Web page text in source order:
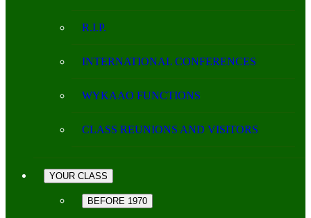
R.I.P.
INTERNATIONAL CONFERENCES
WYKAAO FUNCTIONS
CLASS REUNIONS AND VISITORS
YOUR CLASS
BEFORE 1970